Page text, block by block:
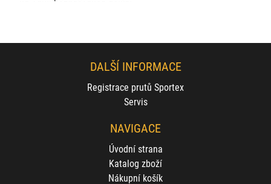
DALŠÍ INFORMACE
Registrace prutů Sportex
Servis
NAVIGACE
Úvodní strana
Katalog zboží
Nákupní košík